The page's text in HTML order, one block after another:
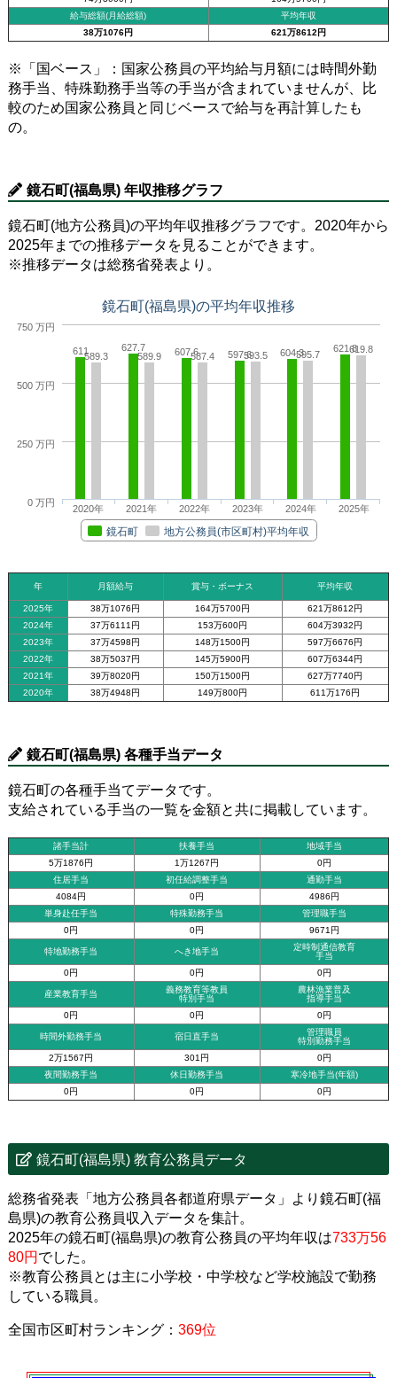
給与総額(月給総額)
平均年収
38万1076円
621万8612円
※「国ベース」：国家公務員の平均給与月額には時間外勤
務手当、特殊勤務手当等の手当が含まれていませんが、比
較のため国家公務員と同じベースで給与を再計算したも
の。
鏡石町(福島県) 年収推移グラフ
鏡石町(地方公務員)の平均年収推移グラフです。2020年から
2025年までの推移データを見ることができます。
※推移データは総務省発表より。
鏡石町(福島県)の平均年収推移
611 627.7 607.6 597.6 604.3 621.8
589.3 589.9 587.4 593.5 595.7 619.8
鏡石町 地方公務員(市区町村)平均年収
2020年 2021年 2022年 2023年 2024年 2025年
0 万円
250 万円
500 万円
750 万円
年 月額給与 賞与・ボーナス 平均年収
2025年 38万1076円 164万5700円
621万8612円
2024年
37万6111円 153万600円
604万3932円
2023年
37万4598円 148万1500円
597万6676円
2022年
38万5037円 145万5900円
607万6344円
2021年
39万8020円 150万1500円
627万7740円
2020年
38万4948円 149万800円 611万176円
鏡石町(福島県) 各種手当データ
鏡石町の各種手当てデータです。
支給されている手当の一覧を金額と共に掲載しています。
諸手当計 扶養手当
地域手当
5万1876円
1万1267円
0円
住居手当
初任給調整手当
通勤手当
4084円
0円
4986円
単身赴任手当
特殊勤務手当
管理職手当
0円
0円 9671円
特地勤務手当 へき地手当
定時制通信教育
手当
0円
0円 0円
産業教育手当
義務教育等教員
特別手当
農林漁業普及
指導手当
0円
0円 0円
時間外勤務手当 宿日直手当
管理職員
特別勤務手当
2万1567円
301円
0円
夜間勤務手当
休日勤務手当
寒冷地手当(年額)
0円
0円 0円
鏡石町(福島県) 教育公務員データ
総務省発表「地方公務員各都道府県データ」より鏡石町(福
島県)の教育公務員収入データを集計。
2025年の鏡石町(福島県)の教育公務員の平均年収は733万56
80円 でした。
※教育公務員とは主に小学校・中学校など学校施設で勤務
している職員。
全国市区町村ランキング： 369位